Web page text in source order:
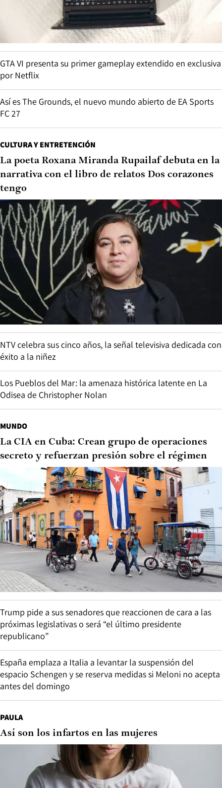
GTA VI presenta su primer gameplay extendido en exclusiva
por Netflix
Así es The Grounds, el nuevo mundo abierto de EA Sports
FC 27
CULTURA Y ENTRETENCIÓN
La poeta Roxana Miranda Rupailaf debuta en la
narrativa con el libro de relatos Dos corazones
tengo
NTV celebra sus cinco años, la señal televisiva dedicada con
éxito a la niñez
Los Pueblos del Mar: la amenaza histórica latente en La
Odisea de Christopher Nolan
MUNDO
La CIA en Cuba: Crean grupo de operaciones
secreto y refuerzan presión sobre el régimen
Trump pide a sus senadores que reaccionen de cara a las
próximas legislativas o será “el último presidente
republicano”
España emplaza a Italia a levantar la suspensión del
espacio Schengen y se reserva medidas si Meloni no acepta
antes del domingo
PAULA
Así son los infartos en las mujeres